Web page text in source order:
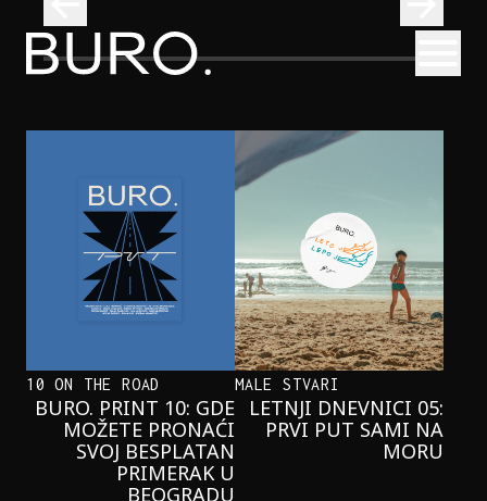
BURO.
NEOBIČNA PRIČA O BLIZNAKINJAMA
KOJE SU INSPIRISALE NOVI
HERCOGOV FILM
10 ON THE ROAD
BURO. PRINT 10: GDE
MOŽETE PRONAĆI
SVOJ BESPLATAN
PRIMERAK U
BEOGRADU
MALE STVARI
LETNJI DNEVNICI 05:
PRVI PUT SAMI NA
MORU